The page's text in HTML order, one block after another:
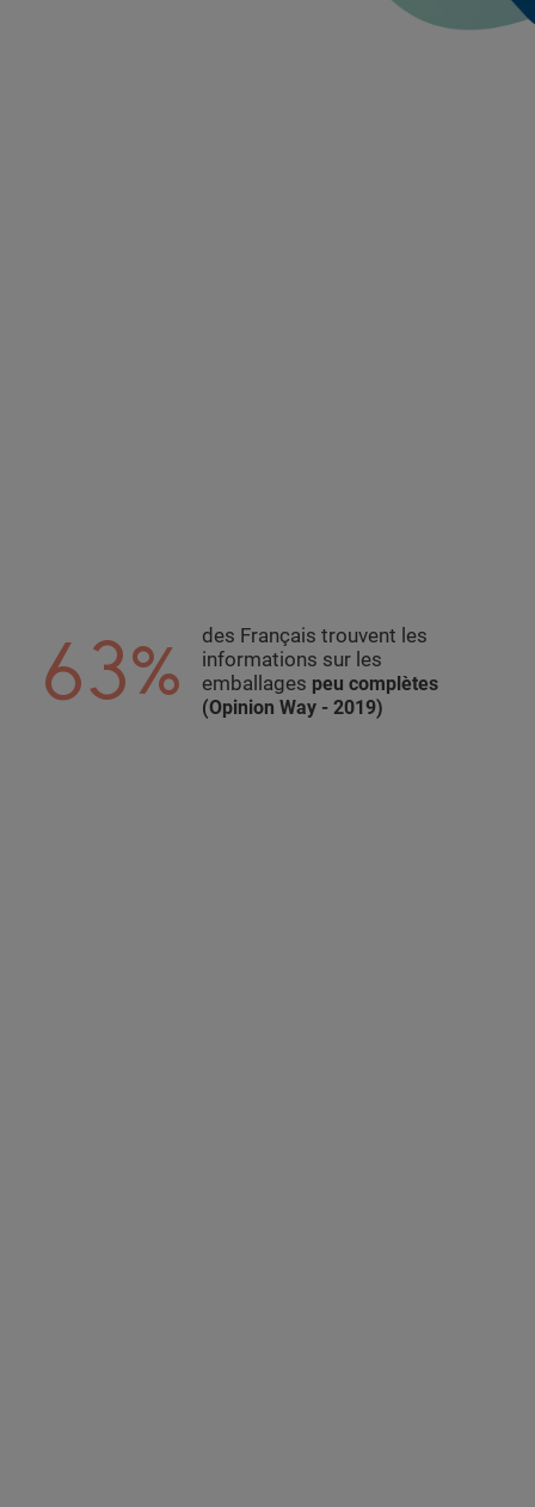
63%
des Français trouvent les
informations sur les
emballages peu complètes
(Opinion Way - 2019)